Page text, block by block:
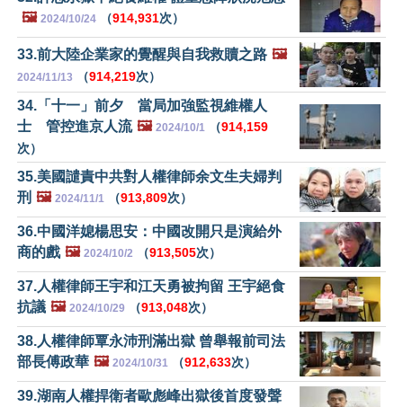
🖼️ 2024/10/24 （914,931次）
33.前大陸企業家的覺醒與自我救贖之路 🖼️
2024/11/13 （914,219次）
34.「十一」前夕 當局加強監視維權人
士 管控進京人流 🖼️ 2024/10/1 （914,159
次）
35.美國譴責中共對人權律師余文生夫婦判
刑 🖼️ 2024/11/1 （913,809次）
36.中國洋媳楊思安：中國改開只是演給外
商的戲 🖼️ 2024/10/2 （913,505次）
37.人權律師王宇和江天勇被拘留 王宇絕食
抗議 🖼️ 2024/10/29 （913,048次）
38.人權律師覃永沛刑滿出獄 曾舉報前司法
部長傅政華 🖼️ 2024/10/31 （912,633次）
39.湖南人權捍衛者歐彪峰出獄後首度發聲